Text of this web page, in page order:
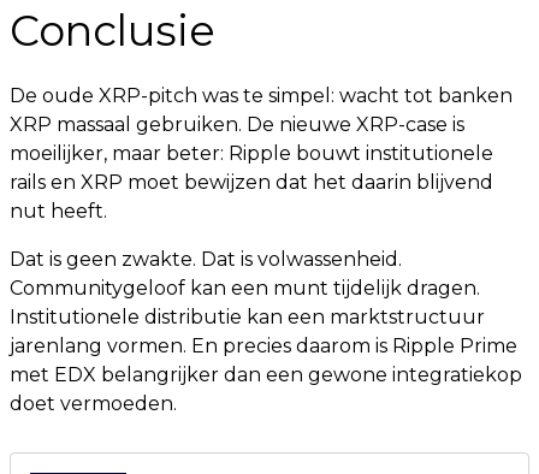
Conclusie
De oude XRP-pitch was te simpel: wacht tot banken
XRP massaal gebruiken. De nieuwe XRP-case is
moeilijker, maar beter: Ripple bouwt institutionele
rails en XRP moet bewijzen dat het daarin blijvend
nut heeft.
Dat is geen zwakte. Dat is volwassenheid.
Communitygeloof kan een munt tijdelijk dragen.
Institutionele distributie kan een marktstructuur
jarenlang vormen. En precies daarom is Ripple Prime
met EDX belangrijker dan een gewone integratiekop
doet vermoeden.